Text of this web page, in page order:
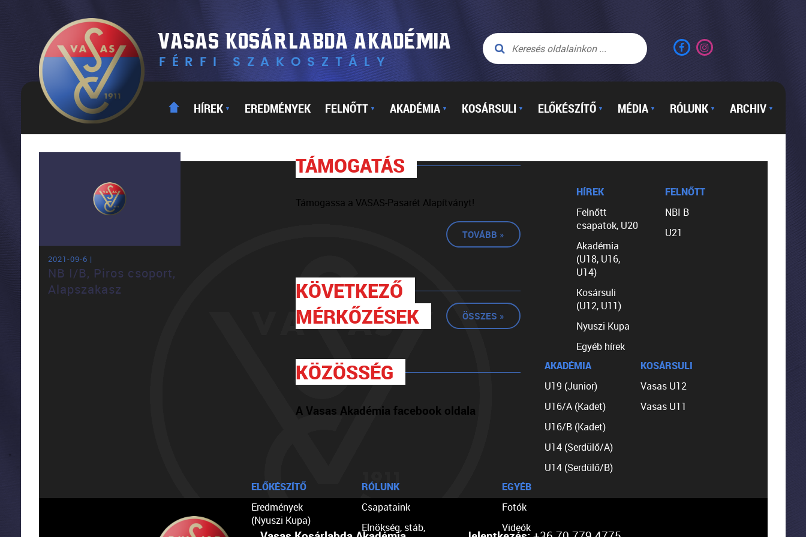
HÍREK ▼ EREDMÉNYEK FELNŐTT ▼ AKADÉMIA ▼ KOSÁRSULI ▼ ELŐKÉSZÍTŐ ▼ MÉDIA ▼ RÓLUNK ▼ ARCHIV ▼
2021-09-6 |
NB I/B, Piros csoport,
Alapszakasz
TÁMOGATÁS
Támogassa a VASAS-Pasarét Alapítványt!
TOVÁBB »
KÖVETKEZŐ
MÉRKŐZÉSEK
ÖSSZES »
KÖZÖSSÉG
A Vasas Akadémia facebook oldala
HÍREK
Felnőtt
csapatok, U20
Akadémia
(U18, U16,
U14)
Kosársuli
(U12, U11)
Nyuszi Kupa
Egyéb hírek
FELNŐTT
NBI B
U21
AKADÉMIA
U19 (Junior)
U16/A (Kadet)
U16/B (Kadet)
U14 (Serdülő/A)
U14 (Serdülő/B)
KOSÁRSULI
Vasas U12
Vasas U11
ELŐKÉSZÍTŐ
Eredmények
(Nyuszi Kupa)
RÓLUNK
Csapataink
Elnökség, stáb,
EGYÉB
Fotók
Videók